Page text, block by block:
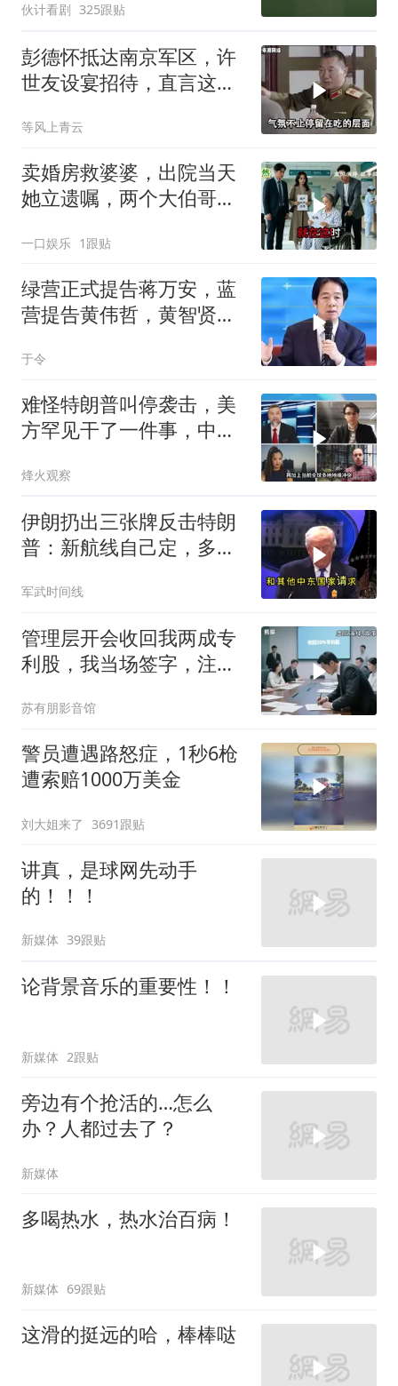
伙计看剧 325跟贴
彭德怀抵达南京军区，许
世友设宴招待，直言这是
等风上青云
卖婚房救婆婆，出院当天
她立遗嘱，两个大伯哥傻
一口娱乐 1跟贴
绿营正式提告蒋万安，蓝
营提告黄伟哲，黄智贤不
于令
难怪特朗普叫停袭击，美
方罕见干了一件事，中方
烽火观察
伊朗扔出三张牌反击特朗
普：新航线自己定，多国
前状态
军武时间线
管理层开会收回我两成专
利股，我当场签字，注销
苏有朋影音馆
警员遭遇路怒症，1秒6枪
遭索赔1000万美金
刘大姐来了 3691跟贴
讲真，是球网先动手
的！！！
新媒体 39跟贴
论背景音乐的重要性！！
新媒体 2跟贴
旁边有个抢活的…怎么
办？人都过去了？
新媒体
多喝热水，热水治百病！
新媒体 69跟贴
这滑的挺远的哈，棒棒哒